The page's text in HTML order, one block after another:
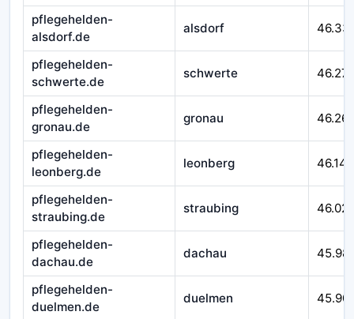
pflegehelden-
alsdorf.de
alsdorf
pflegehelden-
schwerte.de
schwerte
pflegehelden-
gronau.de
gronau
pflegehelden-
leonberg.de
leonberg 46.143
pflegehelden-
straubing.de
straubing
pflegehelden-
dachau.de
dachau
pflegehelden-
duelmen.de
duelmen